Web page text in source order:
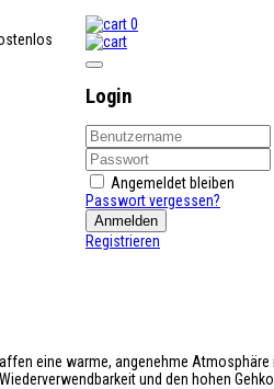
0
Login
Angemeldet bleiben
Passwort vergessen?
Anmelden
Registrieren
eine warme, angenehme Atmosphäre
und den hohen